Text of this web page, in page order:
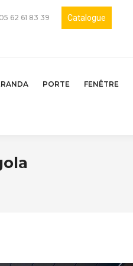
05 62 61 83 39 Catalogue
PORTE FENÊTRE